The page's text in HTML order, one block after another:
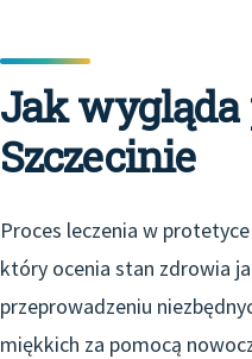
Jak wygląda
Szczecinie
Proces leczenia w
który ocenia stan zdrowia
przeprowadzeniu
miękkich za pomocą